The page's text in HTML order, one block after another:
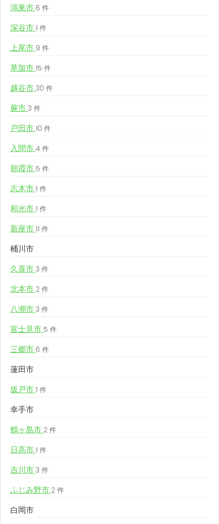
鴻巣市 6 件
深谷市 1 件
上尾市 9 件
草加市 15 件
越谷市 30 件
蕨市 3 件
戸田市 10 件
入間市 4 件
朝霞市 5 件
志木市 1 件
和光市 1 件
新座市 11 件
桶川市
久喜市 3 件
北本市 2 件
八潮市 3 件
富士見市 5 件
三郷市 6 件
蓮田市
坂戸市 1 件
幸手市
鶴ヶ島市 2 件
日高市 1 件
吉川市 3 件
ふじみ野市 2 件
白岡市